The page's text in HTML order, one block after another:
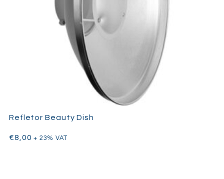
desempenho de output consistente.
Refletor Beauty Dish
€8,00 + 23% VAT